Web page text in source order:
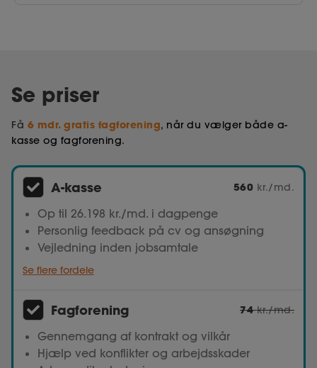
Se priser
Få 6 mdr. gratis fagforening, når du vælger både a-
kasse og fagforening.
A-kasse 560 kr./md.
Op til 26.198 kr./md. i dagpenge
Personlig feedback på cv og ansøgning
Vejledning inden jobsamtale
Se flere fordele
Fagforening 74kr./md.
Gennemgang af kontrakt og vilkår
Hjælp ved konflikter og arbejdsskader